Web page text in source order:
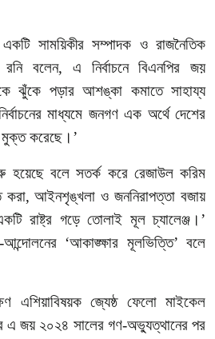
একটি সাময়িকীর সম্পাদক ও রাজনৈতিক
রনি বলেন, এ নির্বাচনে বিএনপির
জয়
ঝুঁকে পড়ার আশঙ্কা কমাতে সাহায্য
মাধ্যমে জনগণ এক অর্থে দেশের
মুক্ত করেছে। ’
হয়েছে বলে সতর্ক করে রেজাউল করিম
করা,আইনশৃঙ্খলা ও জননিরাপত্তা বজায়
রাষ্ট্র গড়ে তোলাই মূল চ্যালেঞ্জ। ’
আন্দোলনের‘আকাঙ্ক্ষার মূলভিত্তি’ বলে
এশিয়াবিষয়ক জ্যেষ্ঠ ফেলো মাইকেল
এ জয় ২০২৪ সালের গণ-অভ্যুত্থানের পর